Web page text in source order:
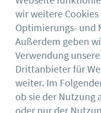
Tel. 0211 /
Deutscher Stahlbau-
wir weitere Cookies
Optimierungs- und
Außerdem geben
Verwendung
Drittanbieter für
weiter. Im
ob sie der Nutzung